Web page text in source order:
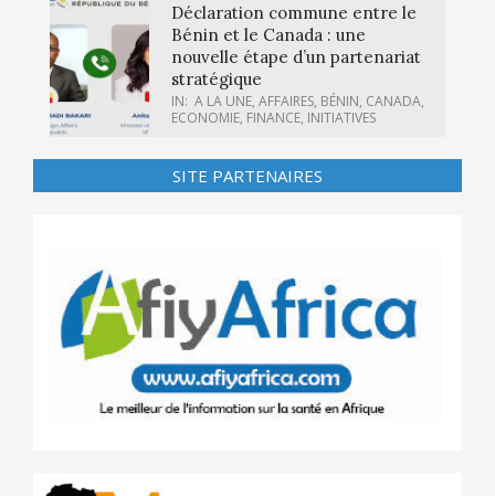
Déclaration commune entre le
Bénin et le Canada : une
nouvelle étape d’un partenariat
stratégique
IN: A LA UNE, AFFAIRES, BÉNIN, CANADA,
ECONOMIE, FINANCE, INITIATIVES
SITE PARTENAIRES